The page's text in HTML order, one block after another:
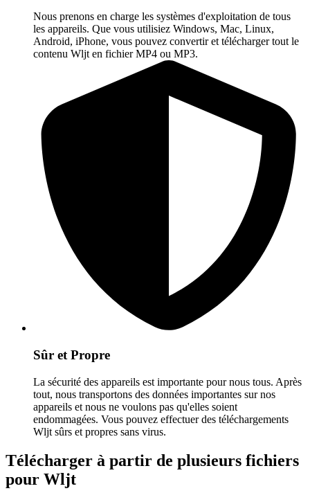
Nous prenons en charge les systèmes d'exploitation de tous
les appareils. Que vous utilisiez Windows, Mac, Linux,
Android, iPhone, vous pouvez convertir et télécharger tout le
contenu Wljt en fichier MP4 ou MP3.
Sûr et Propre
La sécurité des appareils est importante pour nous tous. Après
tout, nous transportons des données importantes sur nos
appareils et nous ne voulons pas qu'elles soient
endommagées. Vous pouvez effectuer des téléchargements
Wljt sûrs et propres sans virus.
Télécharger à partir de plusieurs fichiers
pour Wljt